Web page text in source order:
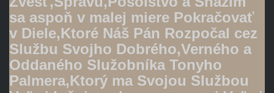
sa aspoň v malej miere Pokračovať
v Diele,Ktoré Náš Pán Rozpočal cez
Službu Svojho Dobrého,Verného a
Oddaného Služobníka Tonyho
Palmera,Ktorý ma Svojou Službou